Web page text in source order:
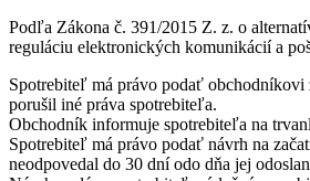
Podľa Zákona č. 391/2015 Z. z. o
reguláciu elektronických komunikácií a
Spotrebiteľ má právo podať obchodníkovi
porušil iné práva spotrebiteľa.
Obchodník informuje spotrebiteľa na
Spotrebiteľ má právo podať návrh na
neodpovedal do 30 dní odo dňa jej